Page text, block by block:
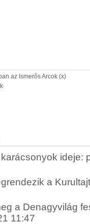
az Ismerős Arcok (x)
ideje:
a
a Denagyvilág
11:47